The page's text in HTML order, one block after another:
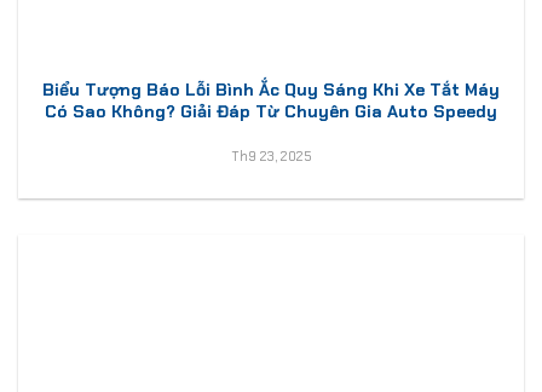
Biểu Tượng Báo Lỗi Bình Ắc Quy Sáng Khi Xe Tắt Máy
Có Sao Không? Giải Đáp Từ Chuyên Gia Auto Speedy
Th9 23, 2025